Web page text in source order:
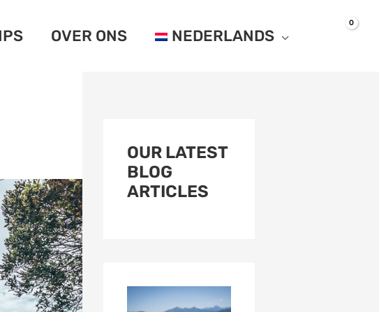
OVER ONS NEDERLANDS
OUR LATEST
BLOG
ARTICLES